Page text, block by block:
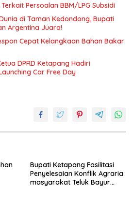
Persoalan BBM/LPG Subsidi
di Taman Kedondong, Bupati
Argentina Juara!
Cepat Kelangkaan Bahan Bakar
DPRD Ketapang Hadiri
Car Free Day
Bupati Ketapang Fasilitasi
Penyelesaian Konflik Agraria
masyarakat Teluk Bayur